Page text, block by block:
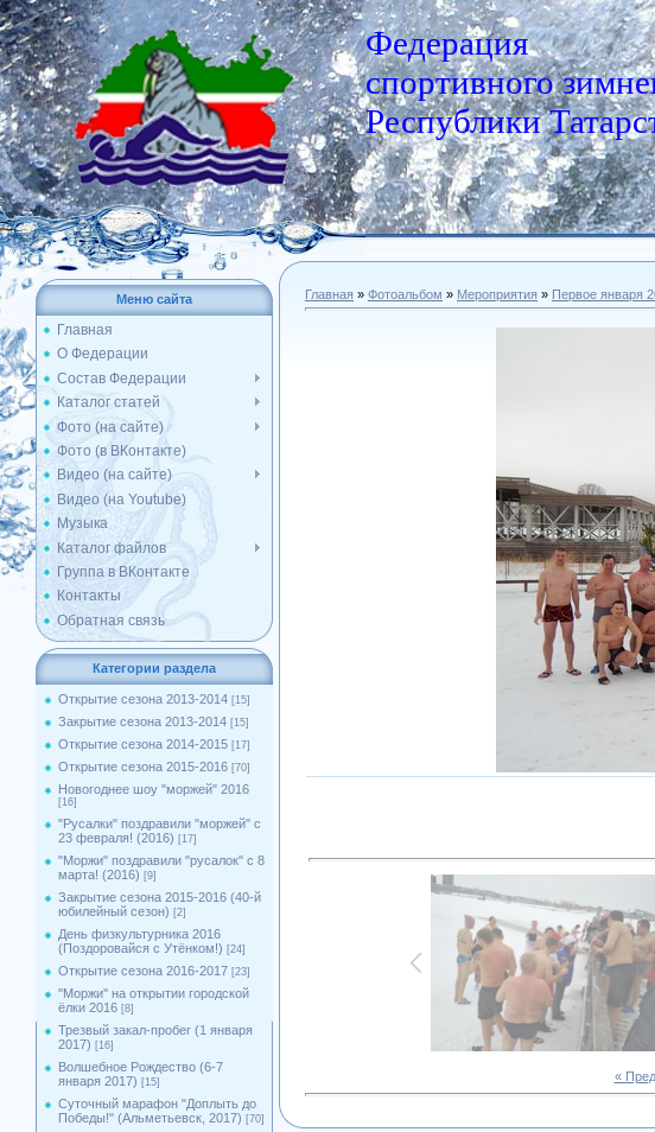
Федерация
спортивного
Республики
Меню сайта
Главная
О Федерации
Состав Федерации
Каталог статей
Фото (на сайте)
Фото (в ВКонтакте)
Видео (на сайте)
Видео (на Youtube)
Музыка
Каталог файлов
Группа в ВКонтакте
Контакты
Обратная связь
Категории раздела
Открытие сезона 2013-2014 [15]
Закрытие сезона 2013-2014 [15]
Открытие сезона 2014-2015 [17]
Открытие сезона 2015-2016 [70]
Новогоднее шоу "моржей" 2016
[16]
"Русалки" поздравили "моржей" с
23 февраля! (2016) [17]
"Моржи" поздравили "русалок" с 8
марта! (2016) [9]
Закрытие сезона 2015-2016 (40-й
юбилейный сезон) [2]
День физкультурника 2016
(Поздоровайся с Утёнком!) [24]
Открытие сезона 2016-2017 [23]
''Моржи'' на открытии городской
ёлки 2016 [8]
Трезвый закал-пробег (1 января
2017) [16]
Волшебное Рождество (6-7
января 2017) [15]
Суточный марафон "Доплыть до
Победы!" (Альметьевск, 2017) [70]
Главная » Фотоальбом » Мероприятия » Первое января
«